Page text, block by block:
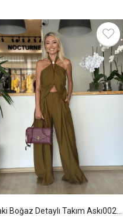
Haki Boğaz Detaylı Takım Askı00267